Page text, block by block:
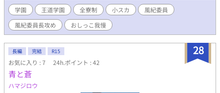
された秘密と感覚が関係を縛りつけていく。躊躇いは薄れ、代わ
りに残るのは、もう戻れないという実感と、欲望に身を委ねる心
地よさだ。 快楽は特別な出来事ではなく、日常の隙間に忍び込
む。視線、距離、沈黙、わずかな接触。その積み重ねが、ノンケ
体育大生の理性を削り、身体を正直にしていく。悦楽を試し、確
かめ、共有し、生活の中に溶かし込んでいく流れが、濃密な空気
とともに連なり、逃げ場のない興奮として残り続ける。 （過激な
描写を含むため、18歳以上の読者に限定） 【「男子体操部シリー
ズ」の第10作です。これまでの作品を先に読んでいただけると、
なお一層お楽しみいただけます！】
には、人には言えない秘密の趣味があった。 不安やストレスを
抱え込むたび、一人でおしっこを我慢し続けては部屋で思い切り
おもらしすること。その行為だけが、自分を落ち着かせる唯一の
方法になっていたのだ。 高校入学で、兄の強い希望によって、
冬夜は兄と同じ全寮制男子校・白鷺学園へ進学することに。 生
徒会長として絶大な人気を誇る兄の存在に怯えながら始まった高
校生活。しかし、そこで出会ったのは、誰よりも凛としていて、
誰よりも生徒思いな風紀委員長だった。 ある出来事をきっかけ
に、冬夜の秘密を知ることになった風紀委員長は、その弱みを理
学園 王道学園 全寮制 小スカ
風紀委員
風紀委員長攻め
おしっこ我慢
28
長編 完結 R15
お気に入り : 7 24h.ポイント : 42
青と蒼
ハマジロウ